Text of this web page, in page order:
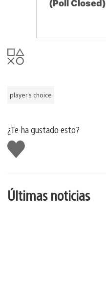
(Poll Closed)
player's choice
¿Te ha gustado esto?
Me
gusta
esto
Últimas noticias